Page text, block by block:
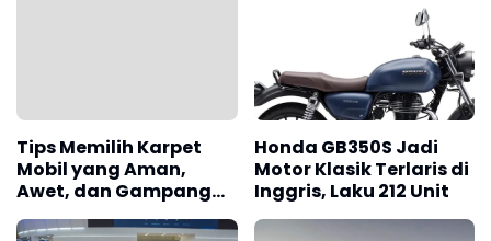
Tips Memilih Karpet
Mobil yang Aman,
Awet, dan Gampang
Dirawat
Honda GB350S Jadi
Motor Klasik Terlaris di
Inggris, Laku 212 Unit